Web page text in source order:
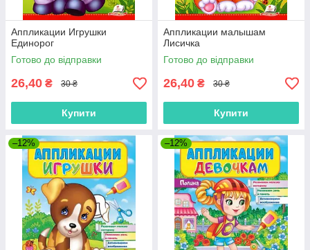
Аппликации Игрушки
Единорог
Готово до відправки
26,40 ₴ 30 ₴
Купити
Аппликации малышам
Лисичка
Готово до відправки
26,40 ₴ 30 ₴
Купити
–12% –12%